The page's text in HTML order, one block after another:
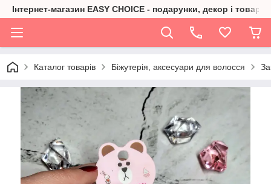
Інтернет-магазин EASY CHOICE - подарунки, декор і товари
Каталог товарів Біжутерія, аксесуари для волосся